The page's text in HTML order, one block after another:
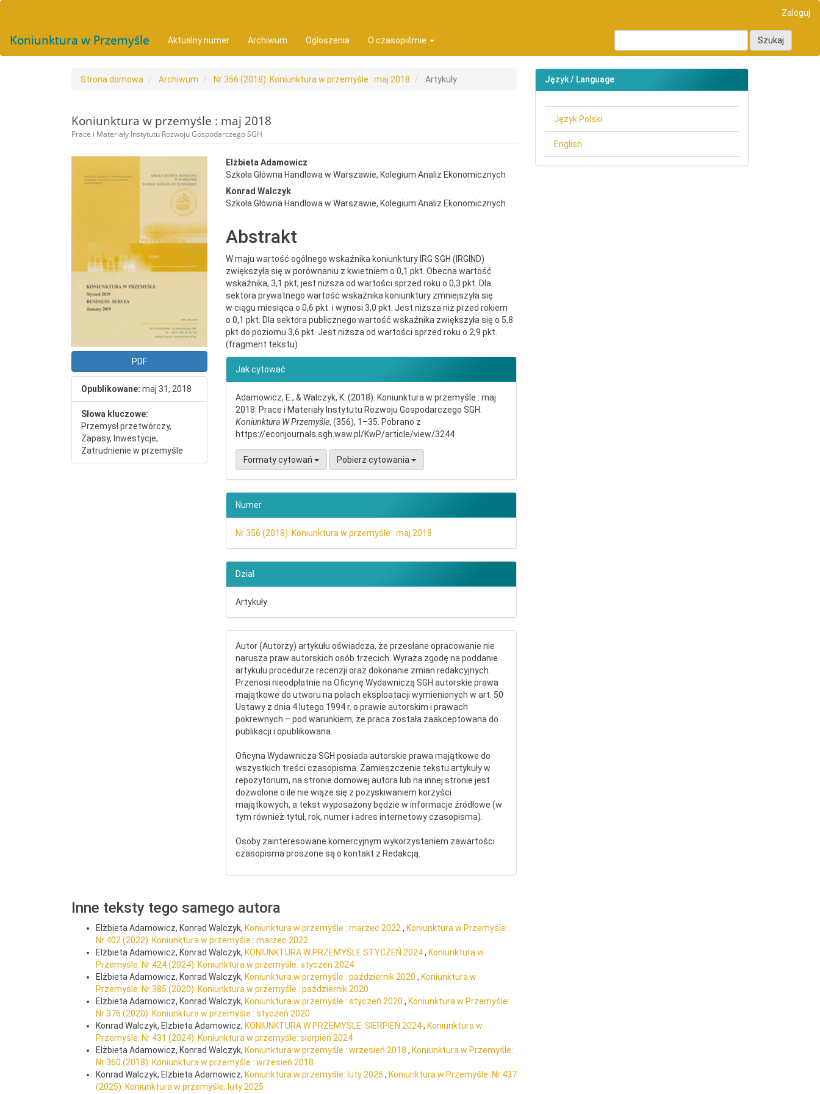
Zaloguj
Koniunktura w Przemyśle Aktualny numer Archiwum Ogłoszenia O czasopiśmie Szukaj
Strona domowa Archiwum Nr 356 (2018): Koniunktura w przemyśle : maj 2018 Artykuły
Koniunktura w przemyśle : maj 2018
Prace i Materiały Instytutu Rozwoju Gospodarczego SGH
##plugins.themes.bootstrap3.article.sidebar##
PDF
Opublikowane: maj 31, 2018
Słowa kluczowe:
Przemysł przetwórczy,
Zapasy, Inwestycje,
Zatrudnienie w przemyśle
##plugins.themes.bootstrap3.article.main##
Elżbieta Adamowicz
Szkoła Główna Handlowa w Warszawie, Kolegium Analiz Ekonomicznych
Konrad Walczyk
Szkoła Główna Handlowa w Warszawie, Kolegium Analiz Ekonomicznych
Abstrakt
W maju wartość ogólnego wskaźnika koniunktury IRG SGH (IRGIND)
zwiększyła się w porównaniu z kwietniem o 0,1 pkt. Obecna wartość
wskaźnika, 3,1 pkt, jest niższa od wartości sprzed roku o 0,3 pkt. Dla
sektora prywatnego wartość wskaźnika koniunktury zmniejszyła się
w ciągu miesiąca o 0,6 pkt. i wynosi 3,0 pkt. Jest niższa niż przed rokiem
o 0,1 pkt. Dla sektora publicznego wartość wskaźnika zwiększyła się o 5,8
pkt do poziomu 3,6 pkt. Jest niższa od wartości sprzed roku o 2,9 pkt.
(fragment tekstu)
##plugins.themes.bootstrap3.article.details##
Jak cytować
Adamowicz, E., & Walczyk, K. (2018). Koniunktura w przemyśle : maj
2018: Prace i Materiały Instytutu Rozwoju Gospodarczego SGH.
Koniunktura W Przemyśle, (356), 1–35. Pobrano z
https://econjournals.sgh.waw.pl/KwP/article/view/3244
Formaty cytowań Pobierz cytowania
Numer
Nr 356 (2018): Koniunktura w przemyśle : maj 2018
Dział
Artykuły
Autor (Autorzy) artykułu oświadcza, że przesłane opracowanie nie
narusza praw autorskich osób trzecich. Wyraża zgodę na poddanie
artykułu procedurze recenzji oraz dokonanie zmian redakcyjnych.
Przenosi nieodpłatnie na Oficynę Wydawniczą SGH autorskie prawa
majątkowe do utworu na polach eksploatacji wymienionych w art. 50
Ustawy z dnia 4 lutego 1994 r. o prawie autorskim i prawach
pokrewnych – pod warunkiem, że praca została zaakceptowana do
publikacji i opublikowana.
Oficyna Wydawnicza SGH posiada autorskie prawa majątkowe do
wszystkich treści czasopisma. Zamieszczenie tekstu artykuły w
repozytorium, na stronie domowej autora lub na innej stronie jest
dozwolone o ile nie wiąże się z pozyskiwaniem korzyści
majątkowych, a tekst wyposażony będzie w informacje źródłowe (w
tym również tytuł, rok, numer i adres internetowy czasopisma).
Osoby zainteresowane komercyjnym wykorzystaniem zawartości
czasopisma proszone są o kontakt z Redakcją.
Inne teksty tego samego autora
Elżbieta Adamowicz, Konrad Walczyk, Koniunktura w przemyśle : marzec 2022 , Koniunktura w Przemyśle:
Nr 402 (2022): Koniunktura w przemyśle : marzec 2022
Elżbieta Adamowicz, Konrad Walczyk, KONIUNKTURA W PRZEMYŚLE STYCZEŃ 2024, Koniunktura w
Przemyśle: Nr 424 (2024): Koniunktura w przemyśle: styczeń 2024
Elżbieta Adamowicz, Konrad Walczyk, Koniunktura w przemyśle : październik 2020 , Koniunktura w
Przemyśle: Nr 385 (2020): Koniunktura w przemyśle : październik 2020
Elżbieta Adamowicz, Konrad Walczyk, Koniunktura w przemyśle : styczeń 2020 , Koniunktura w Przemyśle:
Nr 376 (2020): Koniunktura w przemyśle : styczeń 2020
Konrad Walczyk, Elżbieta Adamowicz, KONIUNKTURA W PRZEMYŚLE: SIERPIEŃ 2024, Koniunktura w
Przemyśle: Nr 431 (2024): Koniunktura w przemyśle: sierpień 2024
Elżbieta Adamowicz, Konrad Walczyk, Koniunktura w przemyśle : wrzesień 2018 , Koniunktura w Przemyśle:
Nr 360 (2018): Koniunktura w przemyśle : wrzesień 2018
Konrad Walczyk, Elżbieta Adamowicz, Koniunktura w przemyśle: luty 2025 , Koniunktura w Przemyśle: Nr 437
(2025): Koniunktura w przemyśle: luty 2025
Język / Language
Język Polski
English